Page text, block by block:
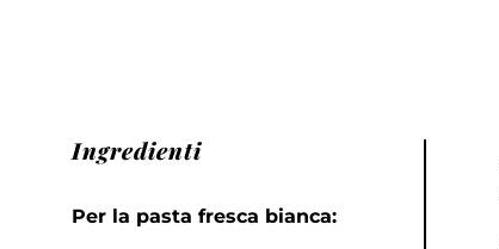
Ingredienti
Per la pasta fresca bianca: